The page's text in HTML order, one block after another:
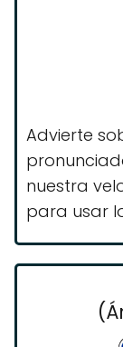
Advierte
nuestra
para usar